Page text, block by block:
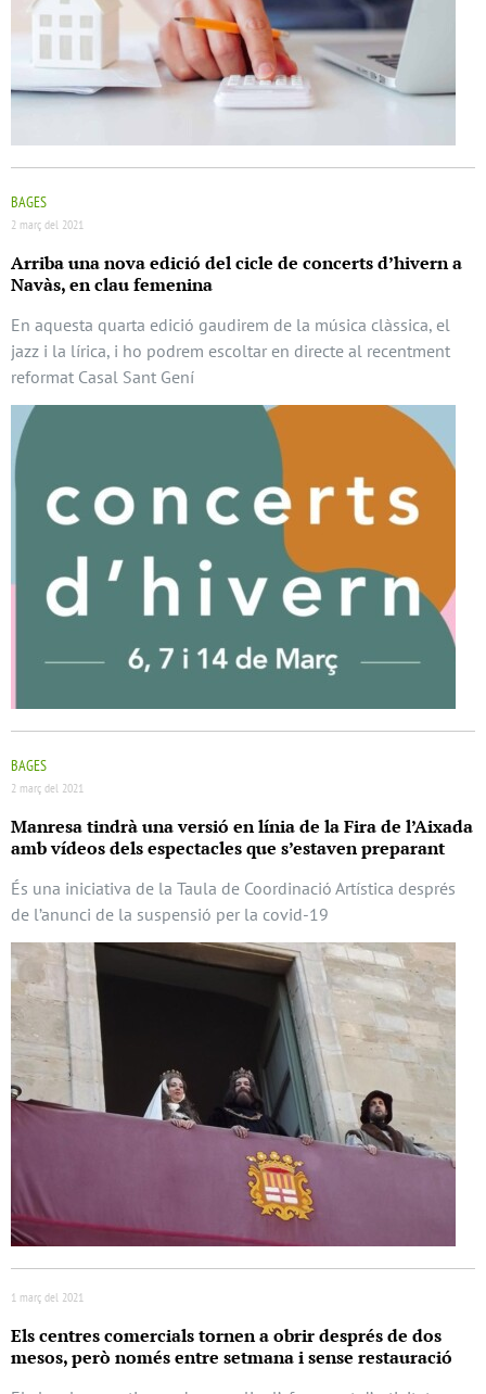
BAGES
2 març del 2021
Arriba una nova edició del cicle de concerts d’hivern a
Navàs, en clau femenina
En aquesta quarta edició gaudirem de la música clàssica, el
jazz i la lírica, i ho podrem escoltar en directe al recentment
reformat Casal Sant Gení
BAGES
2 març del 2021
Manresa tindrà una versió en línia de la Fira de l’Aixada
amb vídeos dels espectacles que s’estaven preparant
És una iniciativa de la Taula de Coordinació Artística després
de l’anunci de la suspensió per la covid-19
1 març del 2021
Els centres comercials tornen a obrir després de dos
mesos, però només entre setmana i sense restauració